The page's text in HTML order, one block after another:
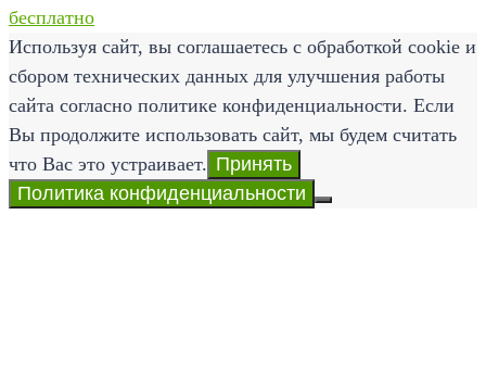
бесплатно
Используя сайт, вы соглашаетесь с обработкой cookie и
сбором технических данных для улучшения работы
сайта согласно политике конфиденциальности. Если
Вы продолжите использовать сайт, мы будем считать
что Вас это устраивает. Принять
Политика конфиденциальности